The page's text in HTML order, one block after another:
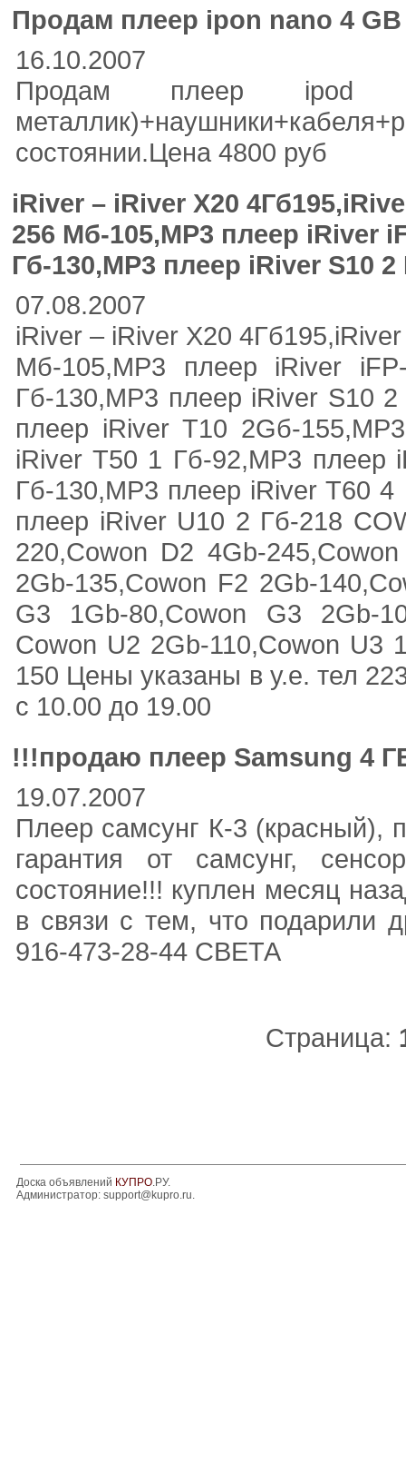
Продам плеер ipon nano 4
16.10.2007
Продам плеер
состоянии.Цена 4800 руб
iRiver – iRiver X20
256 Мб-105,MP3 плеер iRiver
Гб-130,MP3 плеер iRiver S10 2
07.08.2007
iRiver – iRiver X20
Мб-105,MP3 плеер iRiver
Гб-130,MP3 плеер iRiver S10
плеер iRiver T10 2Gб-
iRiver T50 1 Гб-92,MP3 плеер
Гб-130,MP3 плеер iRiver T60
плеер iRiver U10 2 Гб-218
220,Cowon D2 4Gb-
2Gb-135,Cowon F2 2Gb-
G3 1Gb-80,Cowon G3 2Gb-
Cowon U2 2Gb-110,Cowon U3
150 Цeны указаны в у.е. тел
с 10.00 до 19.00
!!!продаю плеер Samsung 4
19.07.2007
Плеер самсунг К-3 (красный),
гарантия от самсунг,
состояние!!! куплен месяц
в связи с тем, что подарили
916-473-28-44 СВЕТА
Страница:
Доска объявлений КУПРО.РУ.
Администратор: support@kupro.ru.